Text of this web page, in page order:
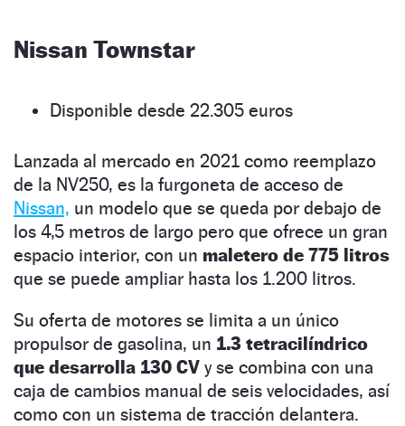
Nissan Townstar
Disponible desde 22.305 euros
Lanzada al mercado en 2021 como reemplazo
de la NV250, es la furgoneta de acceso de
Nissan, un modelo que se queda por debajo de
los 4,5 metros de largo pero que ofrece un gran
espacio interior, con un maletero de 775 litros
que se puede ampliar hasta los 1.200 litros.
Su oferta de motores se limita a un único
propulsor de gasolina, un 1.3 tetracilíndrico
que desarrolla 130 CV y se combina con una
caja de cambios manual de seis velocidades, así
como con un sistema de tracción delantera.